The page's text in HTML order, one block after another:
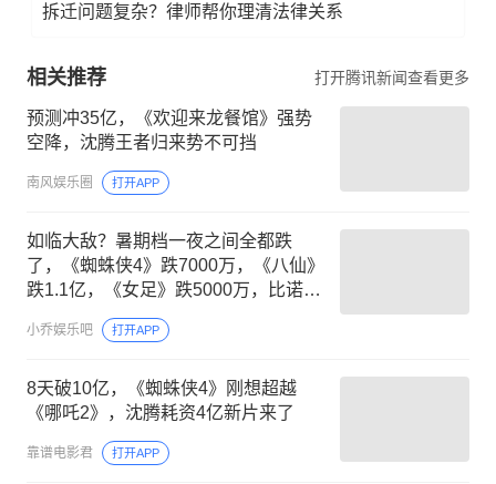
拆迁问题复杂？律师帮你理清法律关系
相关推荐 打开腾讯新闻查看更多
预测冲35亿，《欢迎来龙餐馆》强势
空降，沈腾王者归来势不可挡
南风娱乐圈 打开APP
如临大敌？暑期档一夜之间全都跌
了，《蜘蛛侠4》跌7000万，《八仙》
跌1.1亿，《女足》跌5000万，比诺兰
号召力还猛的电影来了
小乔娱乐吧 打开APP
8天破10亿，《蜘蛛侠4》刚想超越
《哪吒2》，沈腾耗资4亿新片来了
靠谱电影君 打开APP